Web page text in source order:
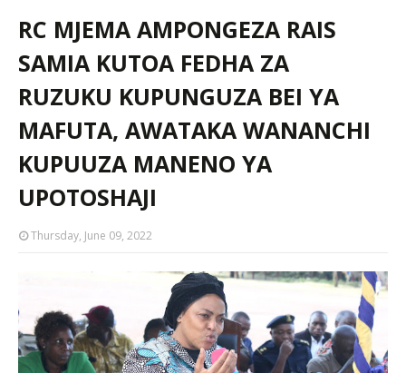
RC MJEMA AMPONGEZA RAIS
SAMIA KUTOA FEDHA ZA
RUZUKU KUPUNGUZA BEI YA
MAFUTA, AWATAKA WANANCHI
KUPUUZA MANENO YA
UPOTOSHAJI
Thursday, June 09, 2022